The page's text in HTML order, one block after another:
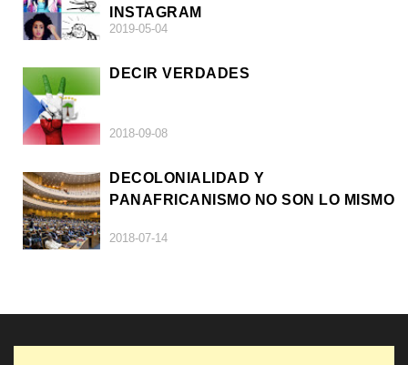
INSTAGRAM
2019-05-04
DECIR VERDADES
2018-09-08
DECOLONIALIDAD Y
PANAFRICANISMO NO SON LO MISMO
2018-07-14